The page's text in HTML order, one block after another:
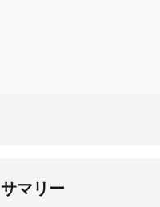
サマリー